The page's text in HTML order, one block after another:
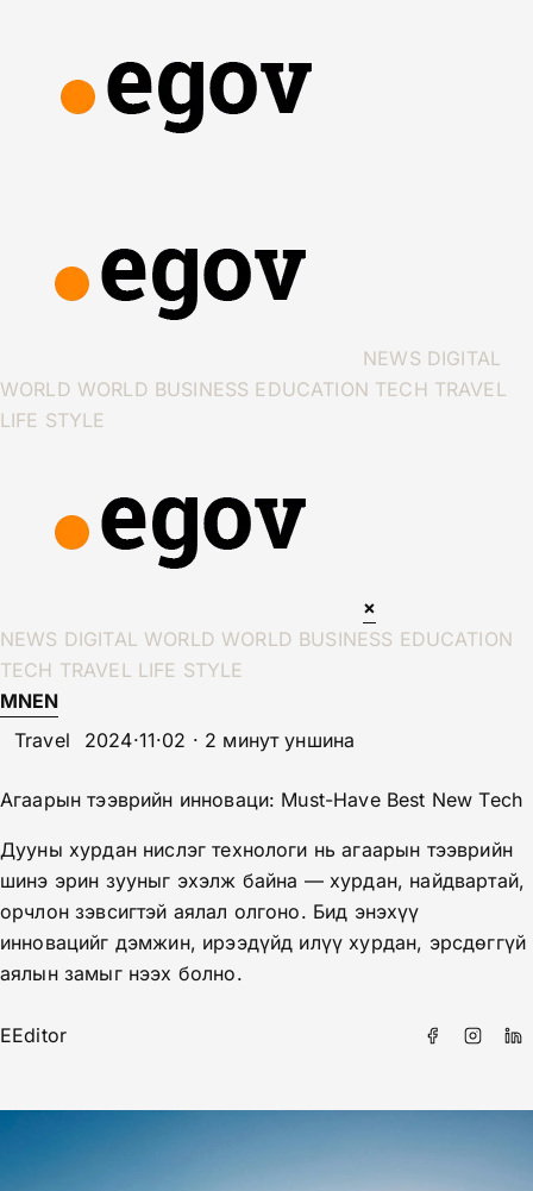
NEWS DIGITAL
WORLD WORLD BUSINESS EDUCATION TECH TRAVEL
LIFE STYLE
×
NEWS DIGITAL WORLD WORLD BUSINESS EDUCATION
TECH TRAVEL LIFE STYLE
MNEN
Travel
2024·11·02 · 2 минут уншина
Агаарын тээврийн инноваци: Must-Have Best New Tech
Дууны хурдан нислэг технологи нь агаарын тээврийн
шинэ эрин зууныг эхэлж байна — хурдан, найдвартай,
орчлон зэвсигтэй аялал олгоно. Бид энэхүү
инновацийг дэмжин, ирээдүйд илүү хурдан, эрсдөггүй
аялын замыг нээх болно.
EEditor